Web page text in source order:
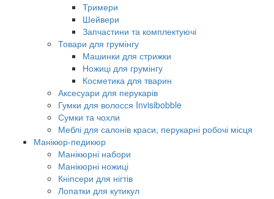
Тримери
Шейвери
Запчастини та комплектуючі
Товари для грумінгу
Машинки для стрижки
Ножиці для грумінгу
Косметика для тварин
Аксесуари для перукарів
Гумки для волосся Invisibobble
Сумки та чохли
Меблі для салонів краси, перукарні робочі місця
Манікюр-педикюр
Манікюрні набори
Манікюрні ножиці
Кніпсери для нігтів
Лопатки для кутикул